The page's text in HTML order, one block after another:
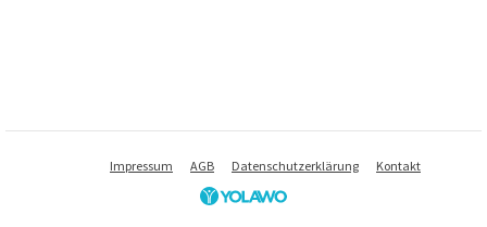
Impressum AGB Datenschutzerklärung Kontakt